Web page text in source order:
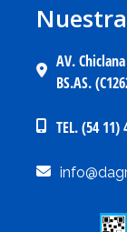
AV.
BS.AS.
TEL. (54